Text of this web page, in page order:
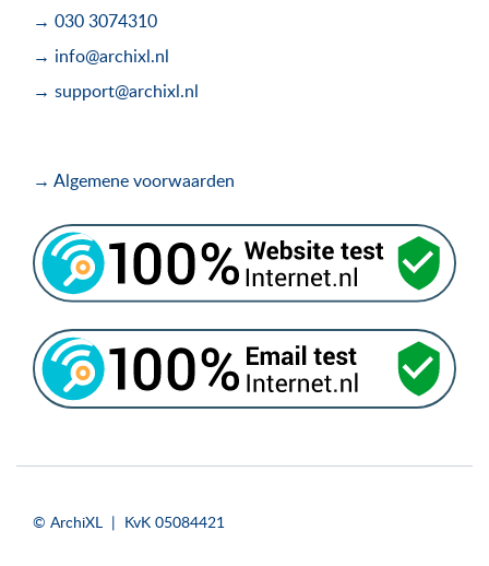
→ 030 3074310
→ info@archixl.nl
→ support@archixl.nl
→ Algemene voorwaarden
© ArchiXL | KvK 05084421